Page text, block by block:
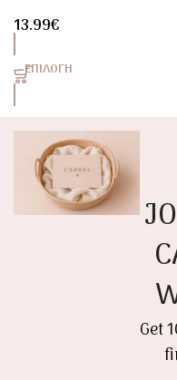
Jersey
13.99€
ΕΠΙΛΟΓΉ
Get